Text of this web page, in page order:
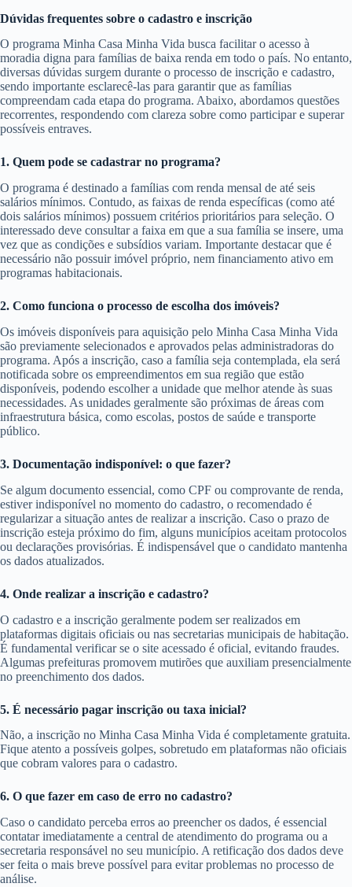
Dúvidas frequentes sobre o cadastro e inscrição
O programa Minha Casa Minha Vida busca facilitar o acesso à
moradia digna para famílias de baixa renda em todo o país. No entanto,
diversas dúvidas surgem durante o processo de inscrição e cadastro,
sendo importante esclarecê-las para garantir que as famílias
compreendam cada etapa do programa. Abaixo, abordamos questões
recorrentes, respondendo com clareza sobre como participar e superar
possíveis entraves.
1. Quem pode se cadastrar no programa?
O programa é destinado a famílias com renda mensal de até seis
salários mínimos. Contudo, as faixas de renda específicas (como até
dois salários mínimos) possuem critérios prioritários para seleção. O
interessado deve consultar a faixa em que a sua família se insere, uma
vez que as condições e subsídios variam. Importante destacar que é
necessário não possuir imóvel próprio, nem financiamento ativo em
programas habitacionais.
2. Como funciona o processo de escolha dos imóveis?
Os imóveis disponíveis para aquisição pelo Minha Casa Minha Vida
são previamente selecionados e aprovados pelas administradoras do
programa. Após a inscrição, caso a família seja contemplada, ela será
notificada sobre os empreendimentos em sua região que estão
disponíveis, podendo escolher a unidade que melhor atende às suas
necessidades. As unidades geralmente são próximas de áreas com
infraestrutura básica, como escolas, postos de saúde e transporte
público.
3. Documentação indisponível: o que fazer?
Se algum documento essencial, como CPF ou comprovante de renda,
estiver indisponível no momento do cadastro, o recomendado é
regularizar a situação antes de realizar a inscrição. Caso o prazo de
inscrição esteja próximo do fim, alguns municípios aceitam protocolos
ou declarações provisórias. É indispensável que o candidato mantenha
os dados atualizados.
4. Onde realizar a inscrição e cadastro?
O cadastro e a inscrição geralmente podem ser realizados em
plataformas digitais oficiais ou nas secretarias municipais de habitação.
É fundamental verificar se o site acessado é oficial, evitando fraudes.
Algumas prefeituras promovem mutirões que auxiliam presencialmente
no preenchimento dos dados.
5. É necessário pagar inscrição ou taxa inicial?
Não, a inscrição no Minha Casa Minha Vida é completamente gratuita.
Fique atento a possíveis golpes, sobretudo em plataformas não oficiais
que cobram valores para o cadastro.
6. O que fazer em caso de erro no cadastro?
Caso o candidato perceba erros ao preencher os dados, é essencial
contatar imediatamente a central de atendimento do programa ou a
secretaria responsável no seu município. A retificação dos dados deve
ser feita o mais breve possível para evitar problemas no processo de
análise.